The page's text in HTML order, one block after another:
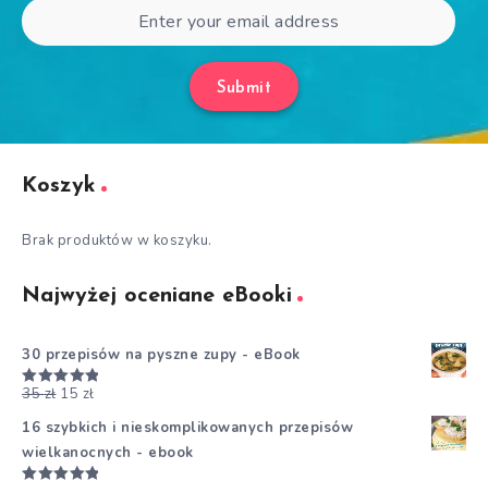
Submit
Koszyk
Brak produktów w koszyku.
Najwyżej oceniane eBooki
30 przepisów na pyszne zupy - eBook
Oceniono
35zł 15 zł
16 szybkich i nieskomplikowanych przepisów
wielkanocnych - ebook